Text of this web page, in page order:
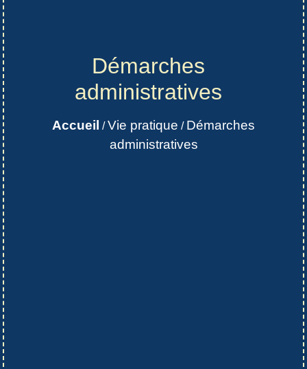
Démarches
administratives
Accueil /Vie pratique / Démarches
administratives